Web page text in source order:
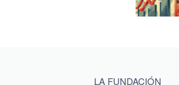
Main
LA FUNDACIÓN